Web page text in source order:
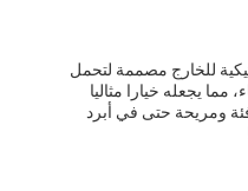
للخارج مصممة لتحمل
مما يجعله خيارا مثاليا
ومريحة حتى في أبرد